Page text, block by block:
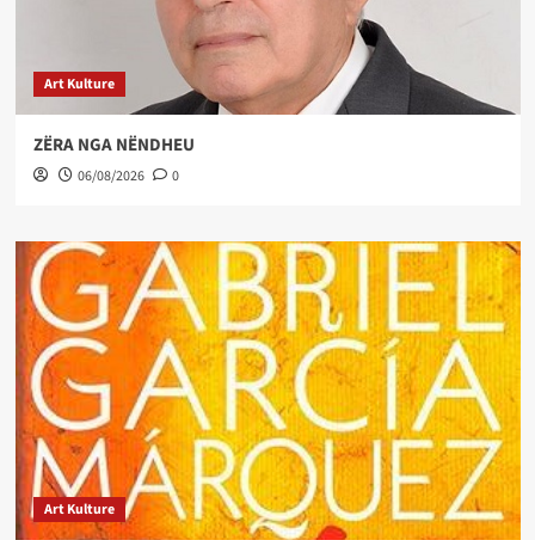
Art Kulture
ZËRA NGA NËNDHEU
06/08/2026 0
Art Kulture